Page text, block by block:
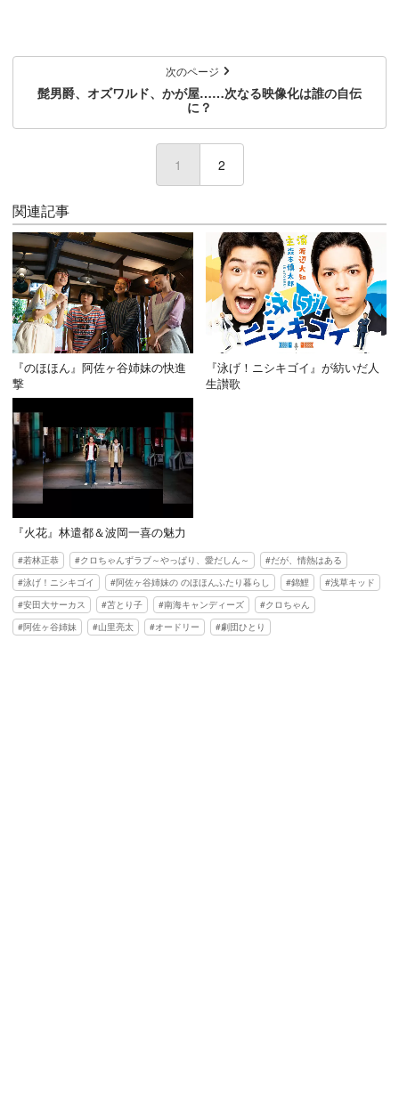
次のページ
髭男爵、オズワルド、かが屋……次なる映像化は誰の自伝
に？
1 (current)
2
関連記事
『のほほん』阿佐ヶ谷姉妹の快進
撃
『泳げ！ニシキゴイ』が紡いだ人
生讃歌
『火花』林遣都＆波岡一喜の魅力
若林正恭 クロちゃんずラブ～やっぱり、愛だしん～
だが、情熱はある
泳げ！ニシキゴイ
阿佐ヶ谷姉妹の のほほんふたり暮らし 錦鯉
浅草キッド
安田大サーカス
苫とり子 南海キャンディーズ
クロちゃん
阿佐ヶ谷姉妹
山里亮太 オードリー 劇団ひとり